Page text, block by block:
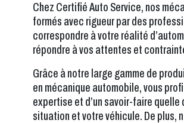
Chez Certifié Auto Service, nos
formés avec rigueur par des
correspondre à votre réalité
répondre à vos attentes et
Grâce à notre large gamme de
en mécanique automobile, vous
expertise et d’un savoir-faire quelle
situation et votre véhicule. De plus,